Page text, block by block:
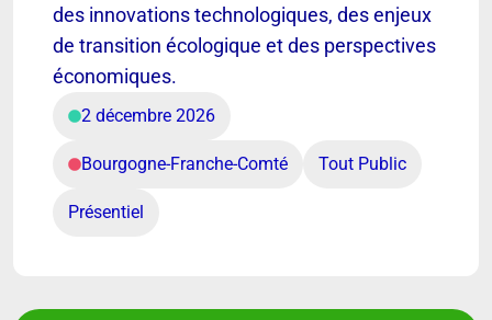
des innovations technologiques, des enjeux
de transition écologique et des perspectives
économiques.
2 décembre 2026
Bourgogne-Franche-Comté Tout Public
Présentiel